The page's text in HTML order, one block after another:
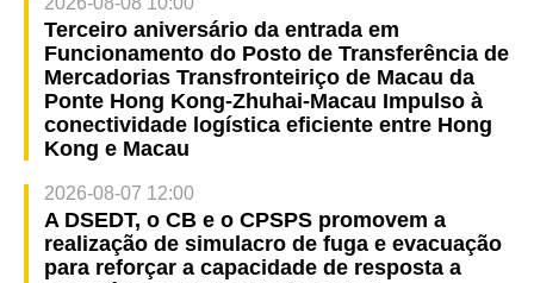
Terceiro aniversário da entrada em
Funcionamento do Posto de Transferência de
Mercadorias Transfronteiriço de Macau da
Ponte Hong Kong-Zhuhai-Macau Impulso à
conectividade logística eficiente entre Hong
Kong e Macau
2026-08-07 12:00
A DSEDT, o CB e o CPSPS promovem a
realização de simulacro de fuga e evacuação
para reforçar a capacidade de resposta a